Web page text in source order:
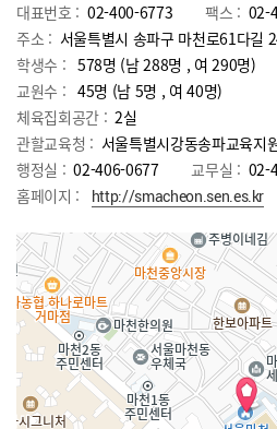
대표번호 : 02-400-6773 팩스 : 02-
주소 : 서울특별시 송파구 마천로61다길
학생수 : 578명 (남 288명 , 여 290명)
교원수 : 45명 (남 5명 , 여40명)
체육집회공간 : 2실
관할교육청 : 서울특별시강동송파교육지
행정실 : 02-406-0677 교무실 : 02-
홈페이지 :
http://smacheon.sen.es.kr